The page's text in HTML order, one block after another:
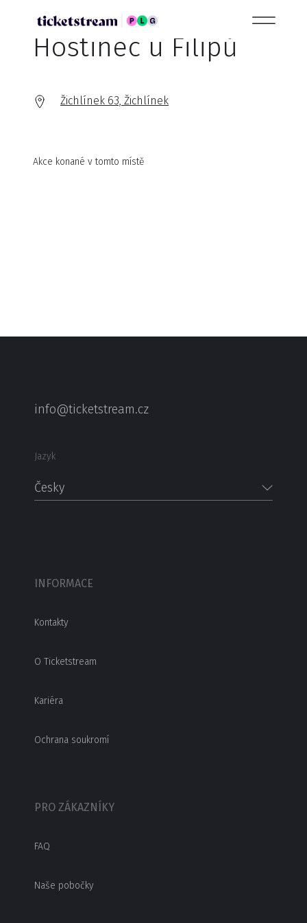
Hostinec u Filipů
Žichlínek 63, Žichlínek
Akce konané v tomto místě
info@ticketstream.cz
Jazyk
Česky
INFORMACE
Kontakty
O Ticketstream
Kariéra
Ochrana soukromí
PRO ZÁKAZNÍKY
FAQ
Naše pobočky